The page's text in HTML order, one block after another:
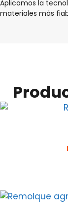
Aplicamos la
materiales más